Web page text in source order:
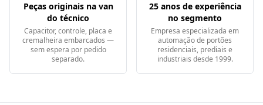
Peças originais na van
do técnico
Capacitor, controle, placa e
cremalheira embarcados —
sem espera por pedido
separado.
25 anos de experiência
no segmento
Empresa especializada em
automação de portões
residenciais, prediais e
industriais desde 1999.